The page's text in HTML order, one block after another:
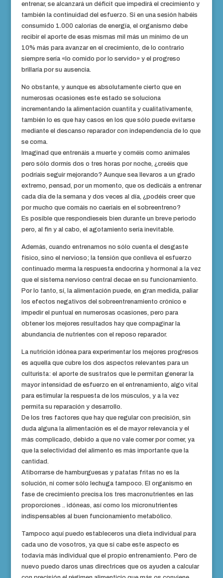
entrenar, se alcanzará un déficit que impedirá el crecimiento y
también la continuidad del esfuerzo. Si en una sesión habéis
consumido 1.000 calorías de energía, el organismo debe
recibir el aporte de esas mismas mil más un mínimo de un
10% más para avanzar en el crecimiento, de lo contrario
siempre sería «lo comido por lo servido» y el progreso
brillaría por su ausencia.
No obstante, y aunque es absolutamente cierto que en
numerosas ocasiones este estado se soluciona
incrementando la alimentación cuantita y cualitativamente,
también lo es que hay casos en los que sólo puede evitarse
mediante el descanso reparador con independencia de lo que
se coma.
Imaginad que entrenáis a muerte y coméis como animales
pero sólo dormís dos o tres horas por noche, ¿creéis que
podríais seguir mejorando? Aunque sea llevaros a un grado
extremo, pensad, por un momento, que os dedicáis a entrenar
cada día de la semana y dos veces al día, ¿podéis creer que
por mucho que comáis no caeríais en el sobreentreno?
Es posible que respondieseis bien durante un breve periodo
pero, al fin y al cabo, el agotamiento sería inevitable.
Además, cuando entrenamos no sólo cuenta el desgaste
físico, sino el nervioso; la tensión que conlleva el esfuerzo
continuado merma la respuesta endocrina y hormonal a la vez
que el sistema nervioso central decae en su funcionamiento.
Por lo tanto, sí, la alimentación puede, en gran medida, paliar
los efectos negativos del sobreentrenamiento crónico e
impedir el puntual en numerosas ocasiones, pero para
obtener los mejores resultados hay que compaginar la
abundancia de nutrientes con el reposo reparador.
La nutrición idónea para experimentar los mejores progresos
es aquella que cubre los dos aspectos relevantes para un
culturista: el aporte de sustratos que le permitan generar la
mayor intensidad de esfuerzo en el entrenamiento, algo vital
para estimular la respuesta de los músculos, y a la vez
permita su reparación y desarrollo.
De los tres factores que hay que regular con precisión, sin
duda alguna la alimentación es el de mayor relevancia y el
más complicado, debido a que no vale comer por comer, ya
que la selectividad del alimento es más importante que la
cantidad.
Atiborrarse de hamburguesas y patatas fritas no es la
solución, ni comer sólo lechuga tampoco. El organismo en
fase de crecimiento precisa los tres macronutrientes en las
proporciones .. idóneas, así como los micronutrientes
indispensables al buen funcionamiento metabólico.
Tampoco aquí puedo estableceros una dieta individual para
cada uno de vosotros, ya que si cabe este aspecto es
todavía más individual que el propio entrenamiento. Pero de
nuevo puedo daros unas directrices que os ayuden a calcular